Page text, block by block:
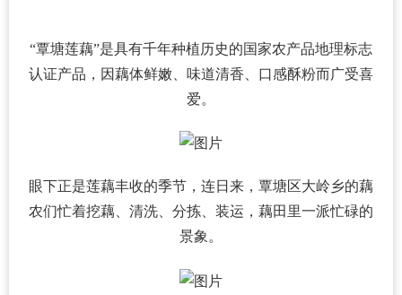
“覃塘莲藕”是具有千年种植历史的国家农产品地理标志
认证产品，因藕体鲜嫩、味道清香、口感酥粉而广受喜
爱。
眼下正是莲藕丰收的季节，连日来，覃塘区大岭乡的藕
农们忙着挖藕、清洗、分拣、装运，藕田里一派忙碌的
景象。